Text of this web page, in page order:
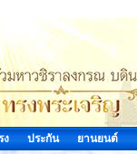
ง ประกัน ยานยนต์